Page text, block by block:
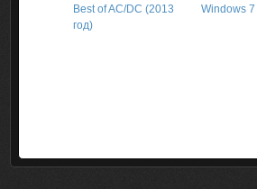
Best of AC/DC (2013
год)
Windows